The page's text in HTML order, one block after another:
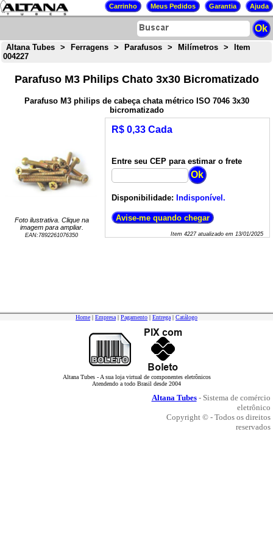
Altana Tubes > Ferragens > Parafusos > Milímetros >
Item
004227
Parafuso M3 Philips Chato 3x30 Bicromatizado
Parafuso M3 philips de cabeça chata métrico ISO 7046 3x30
bicromatizado
Foto ilustrativa. Clique na
imagem para ampliar.
EAN: 7892261076350
R$ 0,33 Cada
Entre seu CEP para estimar o frete
Disponibilidade: Indisponível.
Item 4227atualizado em 13/01/2025
Home | Empresa | Pagamento | Entrega | Catálogo
Altana Tubes - A sua loja virtual de componentes eletrônicos
Atendendo a todo Brasil desde 2004
Altana Tubes- Sistema de comércio
eletrônico
Copyright © - Todos os direitos
reservados